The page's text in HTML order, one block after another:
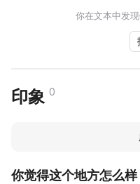
你在文本中发
印象 0
你觉得这个地方怎么样